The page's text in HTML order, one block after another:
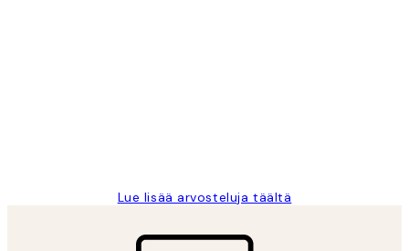
Lue lisää arvosteluja täältä